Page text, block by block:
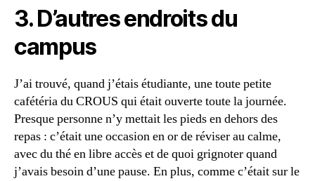
3. D’autres endroits du
campus
J’ai trouvé, quand j’étais étudiante, une toute petite
cafétéria du CROUS qui était ouverte toute la journée.
Presque personne n’y mettait les pieds en dehors des
repas : c’était une occasion en or de réviser au calme,
avec du thé en libre accès et de quoi grignoter quand
j’avais besoin d’une pause. En plus, comme c’était sur le